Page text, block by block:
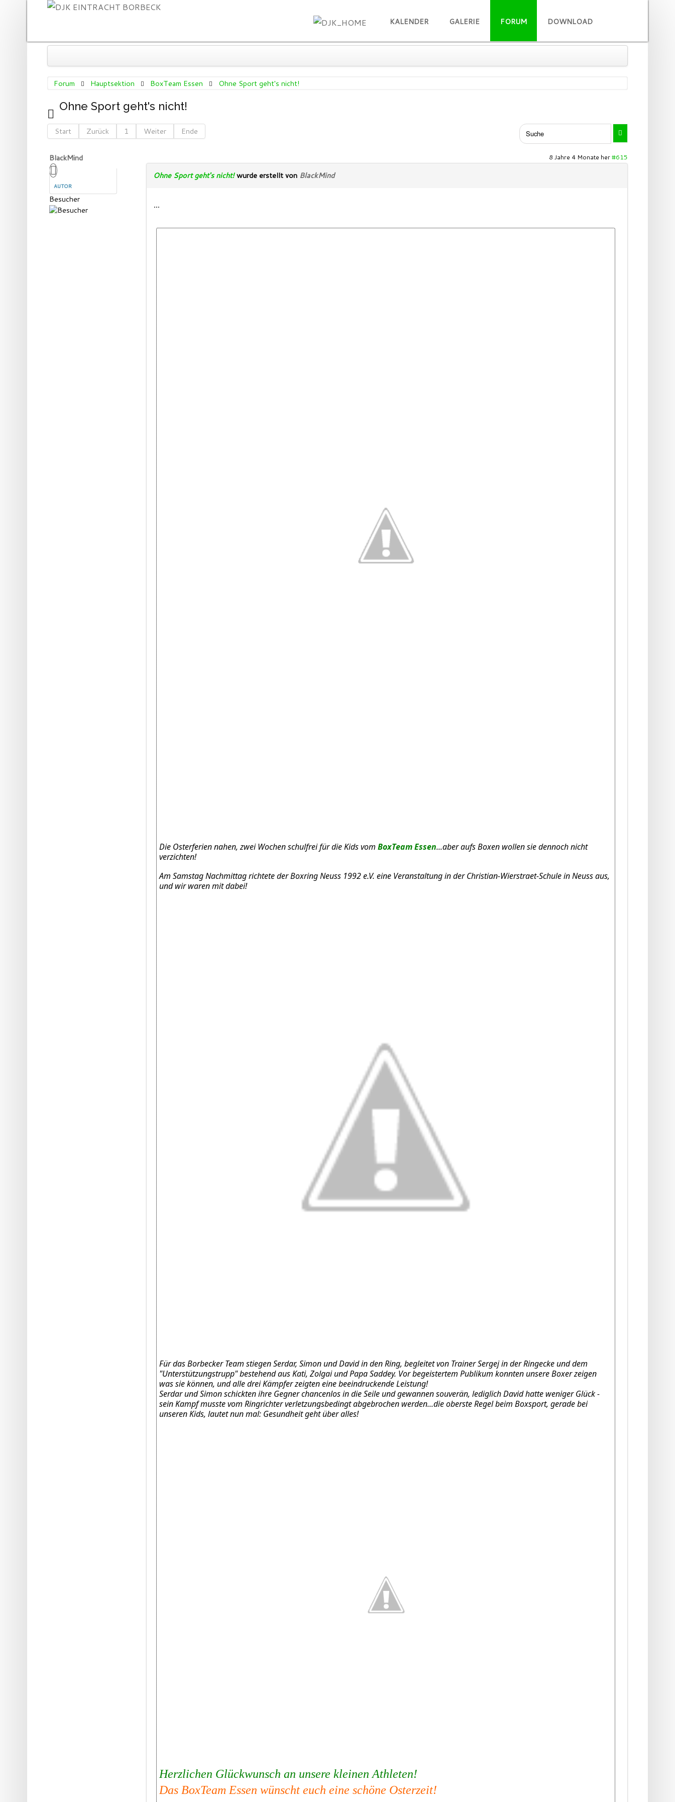
SUCHEN
KALENDER GALERIE FORUM DOWNLOAD
Forum » Hauptsektion » BoxTeam Essen
Forum Hauptsektion BoxTeam Essen Ohne Sport geht's nicht!
Ohne Sport geht's nicht!
Start Zurück 1 Weiter Ende
BlackMind
AUTOR
Besucher
8 Jahre 4 Monate her#615
Ohne Sport geht's nicht!wurde erstellt von BlackMind
...
Die Osterferien nahen, zwei Wochen schulfrei für die Kids vomBoxTeam Essen...aber aufs Boxen wollen sie dennoch nicht
verzichten!
Am Samstag Nachmittag richtete der Boxring Neuss 1992 e.V. eine Veranstaltung in der Christian-Wierstraet-Schule in Neuss aus,
und wir waren mit dabei!
Für das Borbecker Team stiegen Serdar, Simon und David in den Ring, begleitet von Trainer Sergej in der Ringecke und dem
"Unterstützungstrupp" bestehend aus Kati, Zolgai und Papa Saddey. Vor begeistertem Publikum konnten unsere Boxer zeigen
was sie können, und alle drei Kämpfer zeigten eine beeindruckende Leistung!
Serdar und Simon schickten ihre Gegner chancenlos in die Seile und gewannen souverän, lediglich David hatte weniger Glück -
sein Kampf musste vom Ringrichter verletzungsbedingt abgebrochen werden...die oberste Regel beim Boxsport, gerade bei
unseren Kids, lautet nun mal: Gesundheit geht über alles!
Herzlichen Glückwunsch an unsere kleinen Athleten!
Das BoxTeam Essen wünscht euch eine schöne Osterzeit!